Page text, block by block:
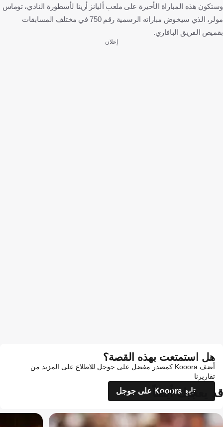
وستكون هذه المباراة الأخيرة على ملعب أليانز أرينا لأسطورة النادي، توماس
مولر، الذي سيخوض مباراته الرسمية رقم 750 في مختلف المسابقات
بقميص الفريق البافاري.
إعلان
هل استمتعت بهذه القصة؟
أضف Kooora كمصدر مفضل على جوجل للاطلاع على المزيد من
تقاريرنا
تابع Kooora على جوجل
قد يعجبك أيضاً